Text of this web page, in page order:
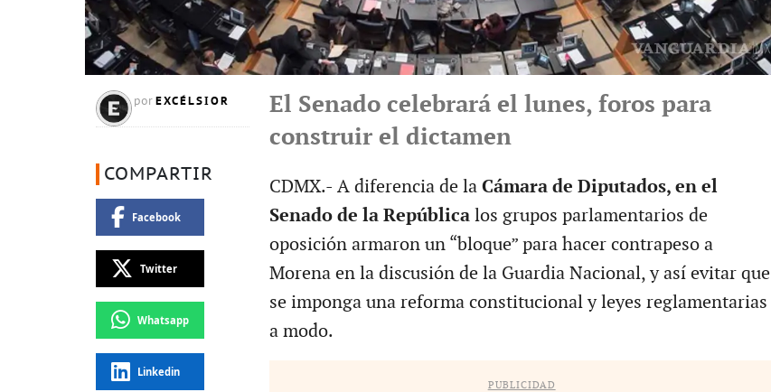
por EXCÉLSIOR
COMPARTIR
Facebook
Twitter
Whatsapp
Linkedin
El Senado celebrará el lunes, foros para
construir el dictamen
CDMX.- A diferencia de la Cámara de Diputados, en el
Senado de la República los grupos parlamentarios de
oposición armaron un “bloque” para hacer contrapeso a
Morena en la discusión de la Guardia Nacional, y así evitar que
se imponga una reforma constitucional y leyes reglamentarias
a modo.
PUBLICIDAD